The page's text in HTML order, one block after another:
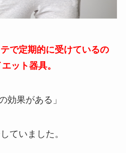
で定期的に受けているの
ット器具。
効果がある」
ていました。